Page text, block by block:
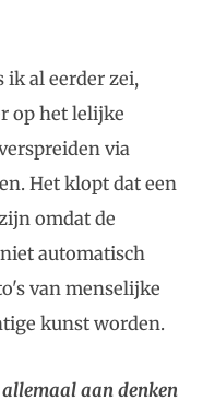
ik al eerder zei,
op het lelijke
via
Het klopt dat een
omdat de
automatisch
van menselijke
kunst worden.
aan denken